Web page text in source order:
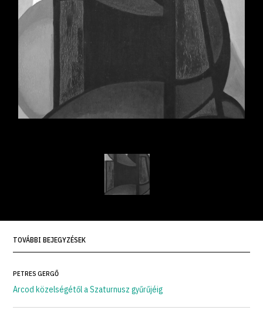
TOVÁBBI BEJEGYZÉSEK
PETRES GERGŐ
Arcod közelségétől a Szaturnusz gyűrűjéig